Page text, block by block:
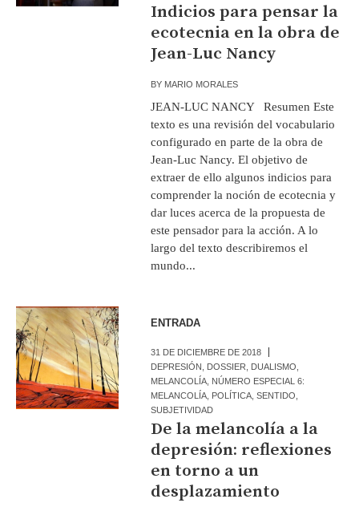
Indicios para pensar la
ecotecnia en la obra de
Jean-Luc Nancy
BY MARIO MORALES
JEAN-LUC NANCY Resumen Este
texto es una revisión del vocabulario
configurado en parte de la obra de
Jean-Luc Nancy. El objetivo de
extraer de ello algunos indicios para
comprender la noción de ecotecnia y
dar luces acerca de la propuesta de
este pensador para la acción. A lo
largo del texto describiremos el
mundo...
ENTRADA
31 DE DICIEMBRE DE 2018
DEPRESIÓN
DOSSIER DUALISMO
MELANCOLÍA NÚMERO ESPECIAL 6:
MELANCOLÍA POLÍTICA ,SENTIDO
SUBJETIVIDAD
De la melancolía a la
depresión: reflexiones
en torno a un
desplazamiento